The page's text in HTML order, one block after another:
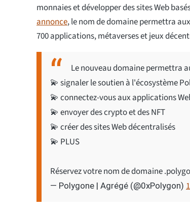
monnaies et développer des sites Web
annonce, le nom de domaine permettra
700 applications, métaverses et jeux
Le nouveau domaine permettra
💫 signaler le soutien à l'écosystème
💫 connectez-vous aux applications
💫 envoyer des crypto et des NFT
💫 créer des sites Web décentralisés
💫 PLUS
Réservez votre nom de domaine
— Polygone | Agrégé (@0xPolygon)